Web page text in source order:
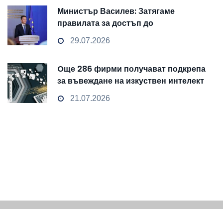
Министър Василев: Затягаме
правилата за достъп до
чувствителни данни
29.07.2026
Oще 286 фирми получават подкрепа
за въвеждане на изкуствен интелект
и облачни технологии
21.07.2026